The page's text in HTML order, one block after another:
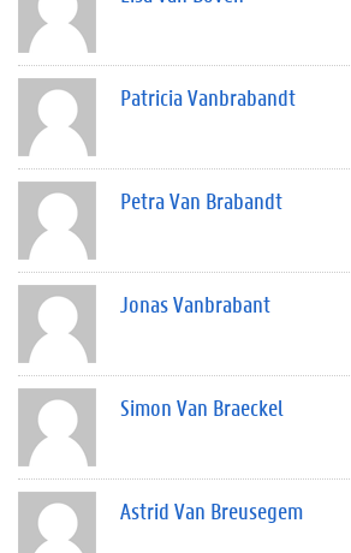
Patricia Vanbrabandt
Petra Van Brabandt
Jonas Vanbrabant
Simon Van Braeckel
Astrid Van Breusegem